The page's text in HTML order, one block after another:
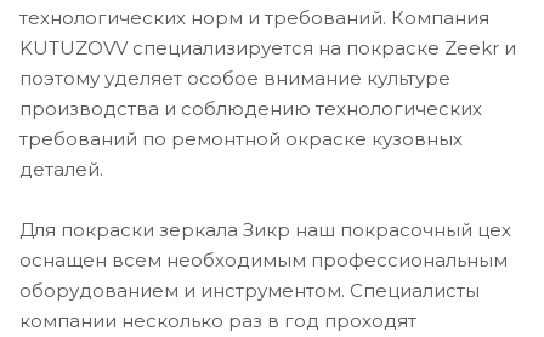
технологических норм и требований. Компания
KUTUZOVV специализируется на покраске Zeekr и
поэтому уделяет особое внимание культуре
производства и соблюдению технологических
требований по ремонтной окраске кузовных
деталей.
Для покраски зеркала Зикр наш покрасочный цех
оснащен всем необходимым профессиональным
оборудованием и инструментом. Специалисты
компании несколько раз в год проходят